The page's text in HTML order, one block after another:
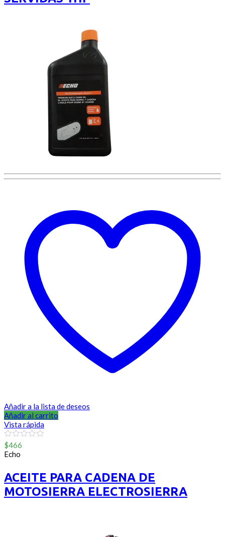
Añadir a la lista de deseos
Añadir al carrito
Vista rápida
0
out
of
$466
Echo
ACEITE PARA CADENA DE
MOTOSIERRA ELECTROSIERRA